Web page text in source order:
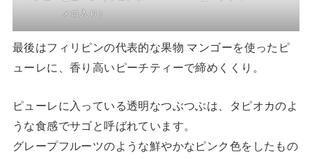
メロ入り）
最後はフィリピンの代表的な果物 マンゴーを使ったピ
ューレに、香り高いピーチティーで締めくくり。
ピューレに入っている透明なつぶつぶは、タピオカのよ
うな食感でサゴと呼ばれています。
グレープフルーツのような鮮やかなピンク色をしたもの